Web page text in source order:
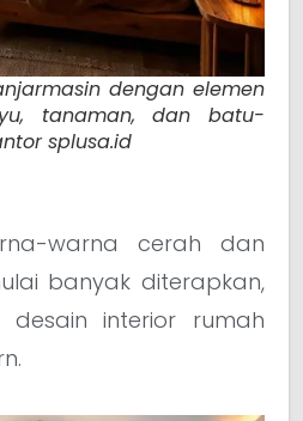
dengan elemen
tanaman, dan batu-
splusa.id
warna cerah dan
banyak diterapkan,
interior rumah